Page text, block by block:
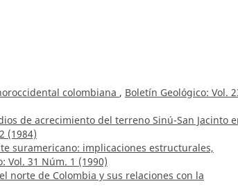
colombiana , Boletín Geológico: Vol.
de acrecimiento del terreno Sinú-San Jacinto
(1984)
suramericano: implicaciones estructurales,
Vol. 31 Núm. 1 (1990)
norte de Colombia y sus relaciones con la